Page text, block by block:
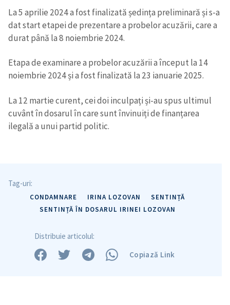
La 5 aprilie 2024 a fost finalizată ședința preliminară și s-a
dat start etapei de prezentare a probelor acuzării, care a
durat până la 8 noiembrie 2024.
Etapa de examinare a probelor acuzării a început la 14
noiembrie 2024 și a fost finalizată la 23 ianuarie 2025.
La 12 martie curent, cei doi inculpați și-au spus ultimul
cuvânt în dosarul în care sunt învinuiți de finanțarea
ilegală a unui partid politic.
Tag-uri:
CONDAMNARE IRINA LOZOVAN
SENTINȚĂ
SENTINȚĂ ÎN DOSARUL IRINEI LOZOVAN
Distribuie articolul:
Copiază Link
CONTACT SURSĂ
Sursă anonimă
Nume+ Numele meu
Telefon
+ Telefon personal